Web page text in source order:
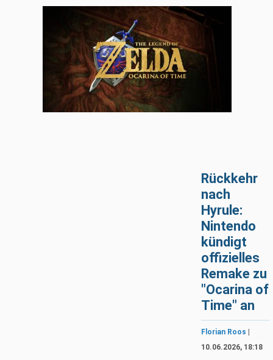
Rückkehr
nach
Hyrule:
Nintendo
kündigt
offizielles
Remake zu
"Ocarina of
Time" an
Florian Roos
10.06.2026, 18:18